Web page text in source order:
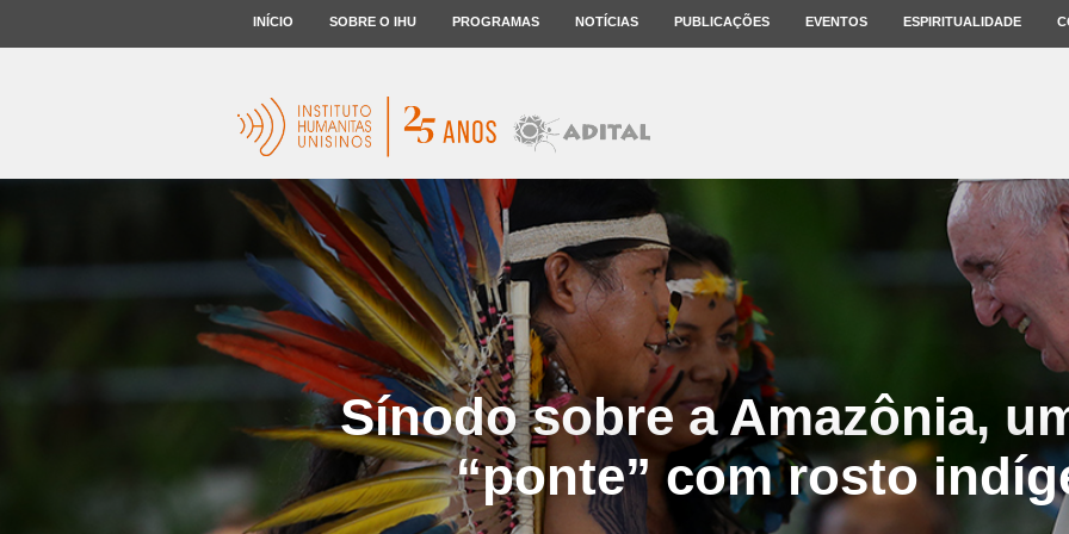
INÍCIO SOBRE O IHU PROGRAMAS NOTÍCIAS PUBLICAÇÕES EVENTOS ESPIRITUALIDADE
Sínodo sobre a Amazônia,
“ponte” com rosto